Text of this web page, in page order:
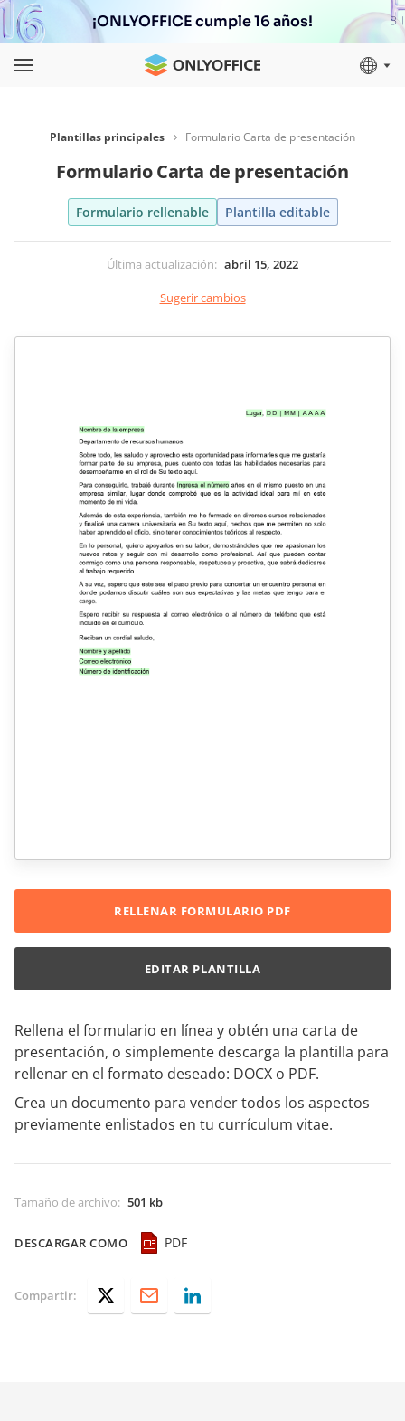
¡ONLYOFFICE cumple 16 años!
Plantillas principales Formulario Carta de presentación
Formulario Carta de presentación
Formulario rellenable Plantilla editable
Última actualización: abril 15, 2022
Sugerir cambios
Rellena el formulario en línea y obtén una carta de
presentación, o simplemente descarga la plantilla para
rellenar en el formato deseado: DOCX o PDF.
Crea un documento para vender todos los aspectos
previamente enlistados en tu currículum vitae.
Tamaño de archivo: 501 kb
DESCARGAR COMO PDF
RELLENAR FORMULARIO PDF
EDITAR PLANTILLA
Compartir: